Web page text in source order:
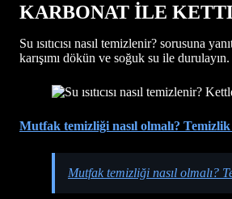
KARBONAT İLE
Su ısıtıcısı nasıl temizlenir? sorusuna
karışımı dökün ve soğuk su ile
Mutfak temizliği nasıl olmalı?
Mutfak temizliği nasıl olmalı?